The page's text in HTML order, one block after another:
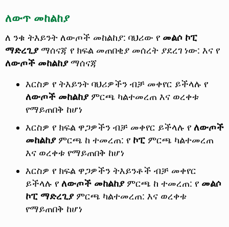
ለውጥ መከልከያ
ለ ንቁ ትእይንት ለውጦች መከልከያ: ባህሪው የ መልሶ ኮፒ
ማድረጊያማሰናጃ የ ክፍል መጠበቂያ መሰረት ያደረገ ነው: እና የ
ለውጦች መከልከያማሰናጃ
እርስዎ የ ትእይንት ባህሪዎችን ብቻ መቀየር ይችላሉ የ
ለውጦች መከልከያ ምርጫ ካልተመረጠ እና ወረቀቱ
የማይጠበቅ ከሆነ
እርስዎ የ ክፍል ዋጋዎችን ብቻ መቀየር ይችላሉ የ ለውጦች
መከልከያ ምርጫ ከ ተመረጠ: የ ኮፒ ምርጫ ካልተመረጠ
እና ወረቀቱ የማይጠበቅ ከሆነ
እርስዎ የ ክፍል ዋጋዎችን ትእይንቶች ብቻ መቀየር
ይችላሉ የ ለውጦች መከልከያ ምርጫ ከ ተመረጠ: የ መልሶ
ኮፒ ማድረጊያ ምርጫ ካልተመረጠ: እና ወረቀቱ
የማይጠበቅ ከሆነ